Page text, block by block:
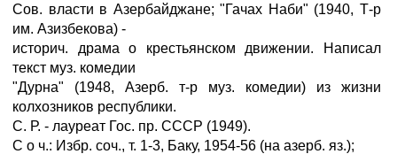
Сов. власти в Азербайджане; "Гачах Наби" (1940, Т-р
им. Азизбекова) -
историч. драма о крестьянском движении. Написал
текст муз. комедии
"Дурна" (1948, Азерб. т-р муз. комедии) из жизни
колхозников республики.
С. Р. - лауреат Гос. пр. СССР (1949).
С о ч.: Избр. соч., т. 1-3, Баку, 1954-56 (на азерб. яз.);